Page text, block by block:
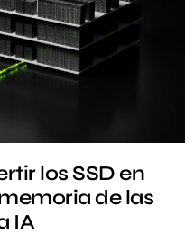
los SSD en
de las
IA